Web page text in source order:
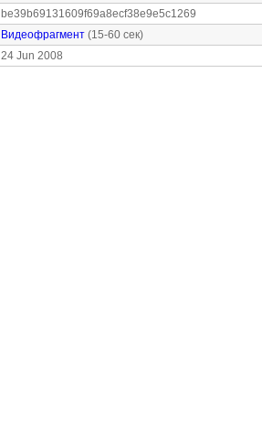
be39b69131609f69a8ecf38e9e5c1269
Видеофрагмент (15-60 сек)
24 Jun 2008